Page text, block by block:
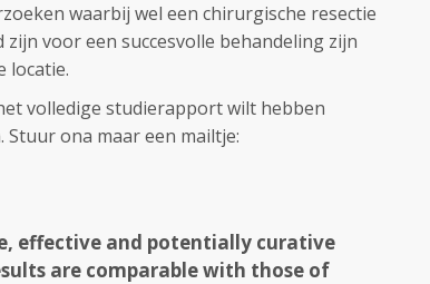
waarbij wel een chirurgische resectie
zijn voor een succesvolle behandeling zijn
locatie.
volledige studierapport wilt hebben
ona maar een mailtje:
effective and potentially curative
are comparable with those of